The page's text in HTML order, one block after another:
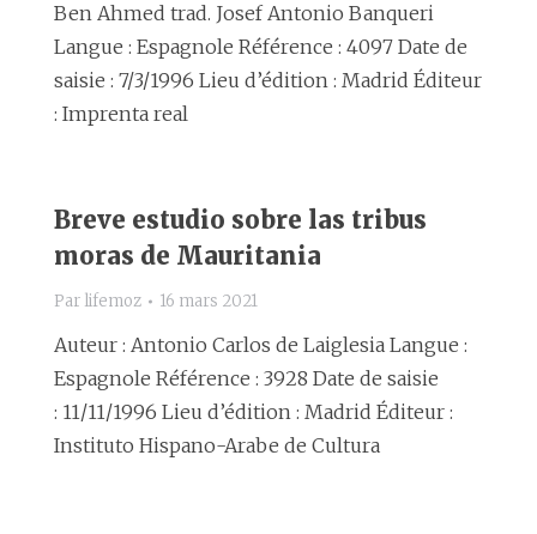
Ben Ahmed trad. Josef Antonio Banqueri
Langue : Espagnole Référence : 4097 Date de
saisie : 7/3/1996 Lieu d’édition : Madrid Éditeur
: Imprenta real
Breve estudio sobre las tribus
moras de Mauritania
Par lifemoz 16 mars 2021
Auteur : Antonio Carlos de Laiglesia Langue :
Espagnole Référence : 3928 Date de saisie
: 11/11/1996 Lieu d’édition : Madrid Éditeur :
Instituto Hispano-Arabe de Cultura